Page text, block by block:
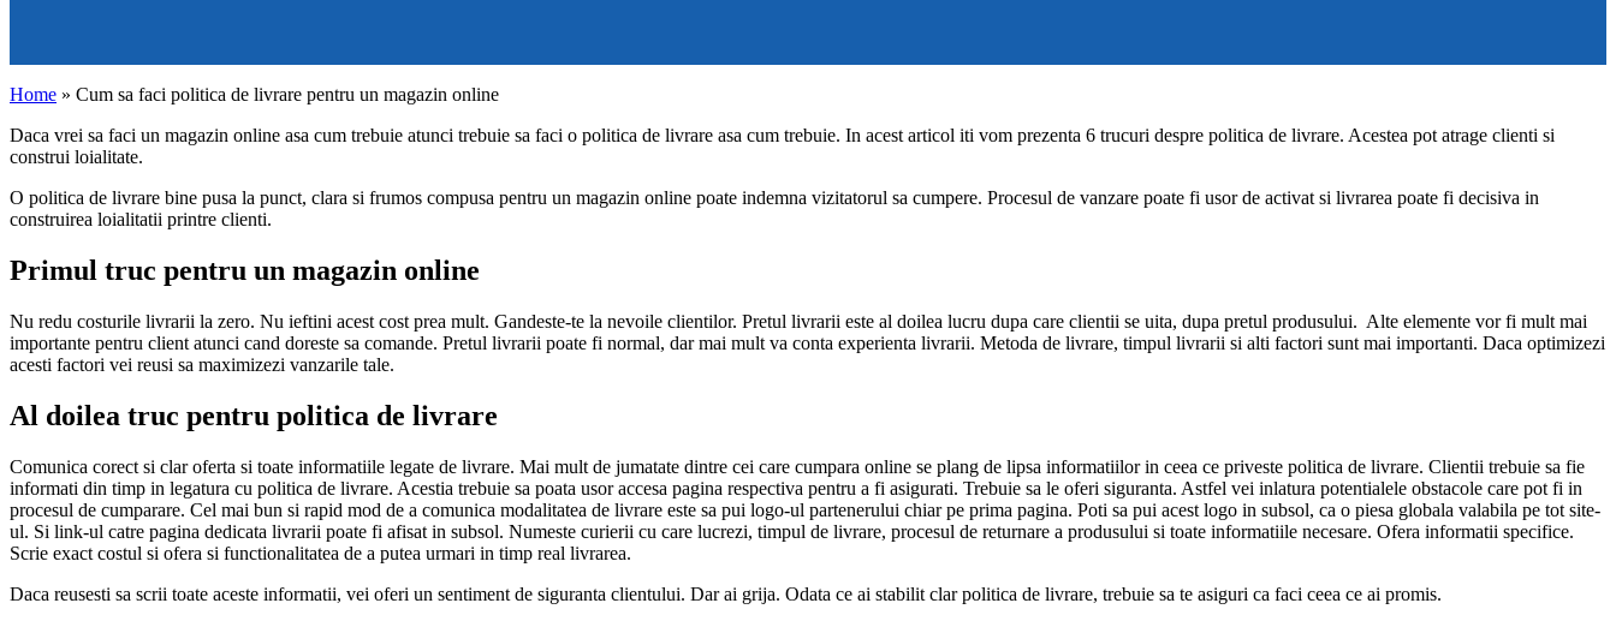
Home » Cum sa faci politica de livrare pentru un magazin online
Daca vrei sa faci un magazin online asa cum trebuie atunci trebuie sa faci o politica de livrare asa cum trebuie. In acest articol iti vom prezenta 6 trucuri despre politica de livrare. Acestea pot atrage clienti si
construi loialitate.
O politica de livrare bine pusa la punct, clara si frumos compusa pentru un magazin online poate indemna vizitatorul sa cumpere. Procesul de vanzare poate fi usor de activat si livrarea poate fi decisiva in
construirea loialitatii printre clienti.
Primul truc pentru un magazin online
Nu redu costurile livrarii la zero. Nu ieftini acest cost prea mult. Gandeste-te la nevoile clientilor. Pretul livrarii este al doilea lucru dupa care clientii se uita, dupa pretul produsului. Alte elemente vor fi mult mai
importante pentru client atunci cand doreste sa comande. Pretul livrarii poate fi normal, dar mai mult va conta experienta livrarii. Metoda de livrare, timpul livrarii si alti factori sunt mai importanti. Daca optimizezi
acesti factori vei reusi sa maximizezi vanzarile tale.
Al doilea truc pentru politica de livrare
Comunica corect si clar oferta si toate informatiile legate de livrare. Mai mult de jumatate dintre cei care cumpara online se plang de lipsa informatiilor in ceea ce priveste politica de livrare. Clientii trebuie sa fie
informati din timp in legatura cu politica de livrare. Acestia trebuie sa poata usor accesa pagina respectiva pentru a fi asigurati. Trebuie sa le oferi siguranta. Astfel vei inlatura potentialele obstacole care pot fi in
procesul de cumparare. Cel mai bun si rapid mod de a comunica modalitatea de livrare este sa pui logo-ul partenerului chiar pe prima pagina. Poti sa pui acest logo in subsol, ca o piesa globala valabila pe tot site-
ul. Si link-ul catre pagina dedicata livrarii poate fi afisat in subsol. Numeste curierii cu care lucrezi, timpul de livrare, procesul de returnare a produsului si toate informatiile necesare. Ofera informatii specifice.
Scrie exact costul si ofera si functionalitatea de a putea urmari in timp real livrarea.
Daca reusesti sa scrii toate aceste informatii, vei oferi un sentiment de siguranta clientului. Dar ai grija. Odata ce ai stabilit clar politica de livrare, trebuie sa te asiguri ca faci ceea ce ai promis.